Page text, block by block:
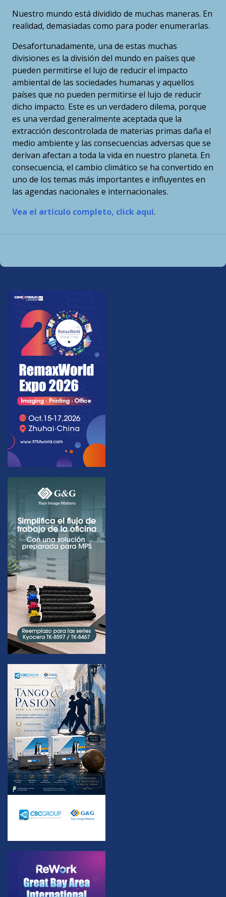
Nuestro mundo está dividido de muchas maneras. En
realidad, demasiadas como para poder enumerarlas.
Desafortunadamente, una de estas muchas
divisiones es la división del mundo en países que
pueden permitirse el lujo de reducir el impacto
ambiental de las sociedades humanas y aquellos
países que no pueden permitirse el lujo de reducir
dicho impacto. Este es un verdadero dilema, porque
es una verdad generalmente aceptada que la
extracción descontrolada de materias primas daña el
medio ambiente y las consecuencias adversas que se
derivan afectan a toda la vida en nuestro planeta. En
consecuencia, el cambio climático se ha convertido en
uno de los temas más importantes e influyentes en
las agendas nacionales e internacionales.
Vea el artículo completo, click aquí.